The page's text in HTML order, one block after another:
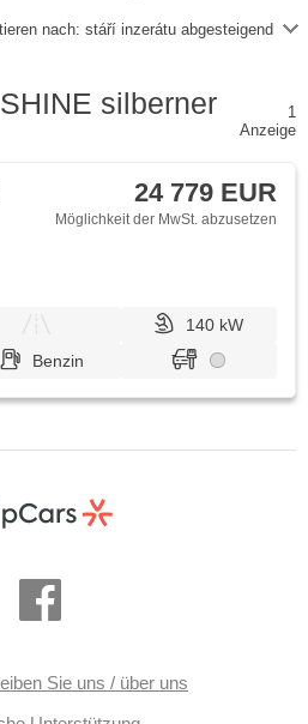
nach: stáří inzerátu abgesteigend
silberner
1
Anzeige
24 779 EUR
Möglichkeit der MwSt. abzusetzen
140 kW
Benzin
Sie uns / über uns